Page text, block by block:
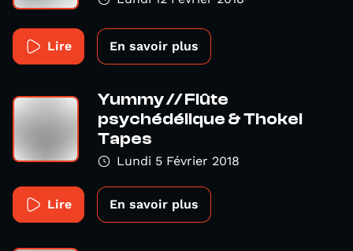
Lire En savoir plus
Yummy // Flûte
psychédélique & Thokei
Tapes
Lundi 5 Février 2018
Lire En savoir plus